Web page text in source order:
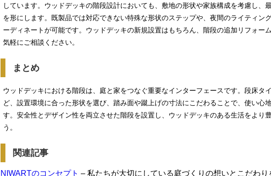
しています。ウッドデッキの階段設計においても、敷地の形状や家族構成を考慮し、
を形にします。既製品では対応できない特殊な形状のステップや、夜間のライティン
ーディネートが可能です。ウッドデッキの新規設置はもちろん、階段の追加リフォー
気軽にご相談ください。
まとめ
ウッドデッキにおける階段は、庭と家をつなぐ重要なインターフェースです。段床タ
ど、設置環境に合った形状を選び、踏み面や蹴上げの寸法にこだわることで、使い心
す。安全性とデザイン性を両立させた階段を設置し、ウッドデッキのある生活をより
う。
関連記事
NIWARTのコンセプト – 私たちが大切にしている庭づくりの想いとこだわり